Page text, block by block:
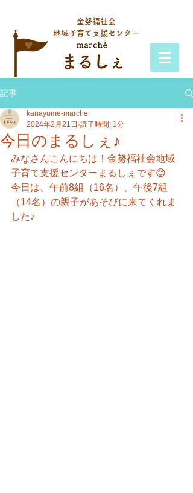
金努福祉会
地域子育て支援センター
記事
今日のまるしぇ♪
kanayume-marche
2024年2月21日 読了時間: 1分
みなさんこんにちは！金努福祉会地域
子育て支援センターまるしぇです😊
今日は、午前8組（16名）、午後7組
（14名）の親子があそびに来てくれま
した♪